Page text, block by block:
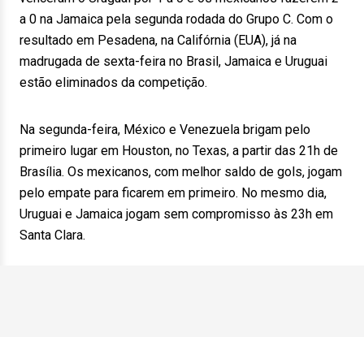
a 0 na Jamaica pela segunda rodada do Grupo C. Com o
resultado em Pesadena, na Califórnia (EUA), já na
madrugada de sexta-feira no Brasil, Jamaica e Uruguai
estão eliminados da competição.
Na segunda-feira, México e Venezuela brigam pelo
primeiro lugar em Houston, no Texas, a partir das 21h de
Brasília. Os mexicanos, com melhor saldo de gols, jogam
pelo empate para ficarem em primeiro. No mesmo dia,
Uruguai e Jamaica jogam sem compromisso às 23h em
Santa Clara.